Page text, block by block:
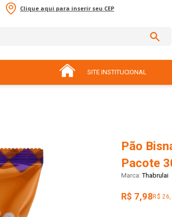
Clique aqui para inserir seu CEP
SITE INSTITUCIONAL
Pão
Pacote
Thabrulai
R$ 7,98R$